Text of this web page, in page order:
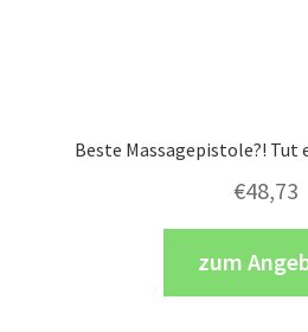
Beste Massagepistole?! Tut
€48,73
zum